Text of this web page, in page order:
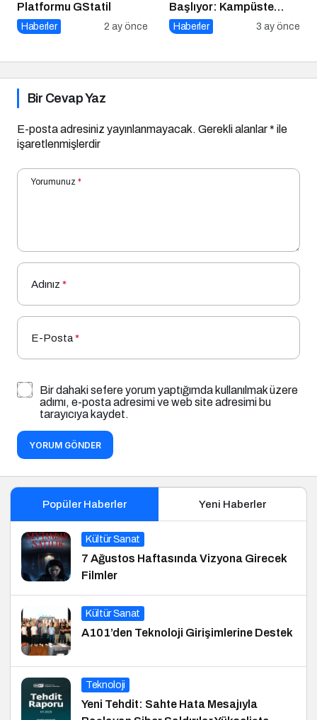
Platformu GStatil
Haberler 2 ay önce
Başlıyor: Kampüste
Bahar Festivali Kaçmaz!
Haberler 3 ay önce
Bir Cevap Yaz
E-posta adresiniz yayınlanmayacak. Gerekli alanlar* ile
işaretlenmişlerdir
Yorumunuz *
Adınız *
E-Posta*
Bir dahaki sefere yorum yaptığımda kullanılmak üzere
adımı, e-posta adresimi ve web site adresimi bu
tarayıcıya kaydet.
YORUM GÖNDER
Popüler Haberler Yeni Haberler
Kültür Sanat
7 Ağustos Haftasında Vizyona Girecek
Filmler
Kültür Sanat
A101’den Teknoloji Girişimlerine Destek
Teknoloji
Yeni Tehdit: Sahte Hata Mesajıyla